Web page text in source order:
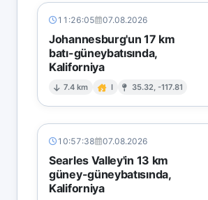
11:26:05 07.08.2026
Johannesburg'un 17 km
batı-güneybatısında,
Kaliforniya
7.4 km I 35.32, -117.81
10:57:38 07.08.2026
Searles Valley'in 13 km
güney-güneybatısında,
Kaliforniya